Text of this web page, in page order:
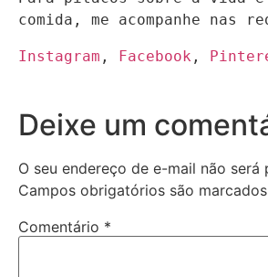
comida, me acompanhe nas
Instagram , Facebook ,
Deixe um
O seu endereço de e-mail não será
Campos obrigatórios são
Comentário *